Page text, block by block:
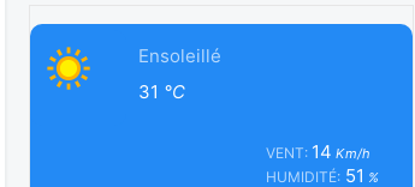
Ensoleillé
31 °C
VENT: 14 Km/h
HUMIDITÉ:51 %